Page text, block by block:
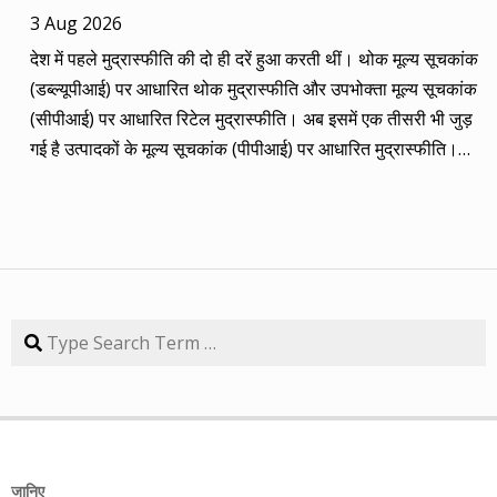
2014 की बानगी पेश है। सितंबर 2013 में पांच रविवार थे तो पांच
कंपनियां। आप नीचे की सारिणी से देख सकते हैं कि पांच में चार ने अपना
(तीन से पांच साल का) लक्ष्य साल भर में ही पूरा कर लिया है, जबकि एक
कंपनी 84.57 प्रतिशत रिटर्न के साथ लक्ष्य से ज़रा-सा पीछे है। तारीख
कंपनी तब का भाव समय लक्ष्य 30/09/14 का भाव रिटर्न (%) 01/09/13
डॉ. रेड्डीज़ लैब 2292.90 3 साल 2815 3229.60 40.85 08/09/13
संतुलन बनाकर चलते हैं। यह भी बताते हैं कि कहां पर एंट्री करें और आपके
हासिल कर चुका है और यही नहीं, 24 सितंबर 2014 को 3356.60 रुपए
3 Aug 2026
देश में पहले मुद्रास्फीति की दो ही दरें हुआ करती थीं। थोक मूल्य सूचकांक
(डब्ल्यूपीआई) पर आधारित थोक मुद्रास्फीति और उपभोक्ता मूल्य सूचकांक
(सीपीआई) पर आधारित रिटेल मुद्रास्फीति। अब इसमें एक तीसरी भी जुड़
गई है उत्पादकों के मूल्य सूचकांक (पीपीआई) पर आधारित मुद्रास्फीति।
मुद्रास्फीति जितनी बढ़ती है, उससे ज्यादा कमाई बढ़ जाए तो किसी को
मुद्रास्फीति का 4% बढ़ना भी घर-गृहस्थी की कमर तोड़ देता है। सरकार
कहती है कि उसने तो पिछले बारह सालों में मुद्रास्फीति को काबू में कर रखा
(एफआईटी) फ्रेमवर्क के तहत रिटेल मुद्रास्फीति के लिए 4% को बीच में
तक टूटी नहीं है। यह फ्रेमवर्क हर पांच साल पर बढ़ाया जाता है। अभी इसे
जानिए